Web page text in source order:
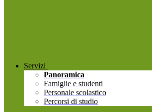
Servizi
Panoramica
Famiglie e studenti
Personale scolastico
Percorsi di studio